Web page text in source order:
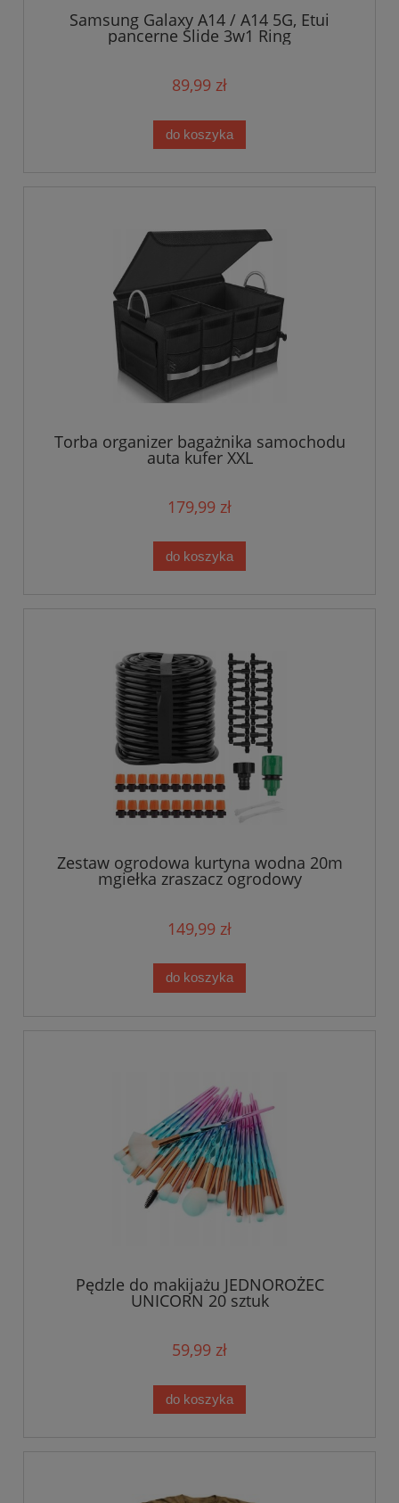
Samsung Galaxy A14 / A14 5G, Etui
pancerne Slide 3w1 Ring
89,99 zł
do koszyka
Torba organizer bagażnika samochodu
auta kufer XXL
179,99 zł
do koszyka
Zestaw ogrodowa kurtyna wodna 20m
mgiełka zraszacz ogrodowy
149,99 zł
do koszyka
Pędzle do makijażu JEDNOROŻEC
UNICORN 20 sztuk
59,99 zł
do koszyka